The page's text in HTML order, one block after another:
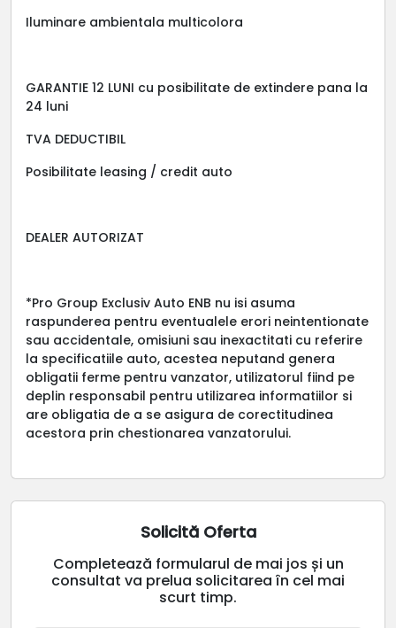
Iluminare ambientala multicolora
GARANTIE 12 LUNI cu posibilitate de extindere pana la
24 luni
TVA DEDUCTIBIL
Posibilitate leasing / credit auto
DEALER AUTORIZAT
*Pro Group Exclusiv Auto ENB nu isi asuma
raspunderea pentru eventualele erori neintentionate
sau accidentale, omisiuni sau inexactitati cu referire
la specificatiile auto, acestea neputand genera
obligatii ferme pentru vanzator, utilizatorul fiind pe
deplin responsabil pentru utilizarea informatiilor si
are obligatia de a se asigura de corectitudinea
acestora prin chestionarea vanzatorului.
Solicită Oferta
Completează formularul de mai jos și un
consultat va prelua solicitarea în cel mai
scurt timp.